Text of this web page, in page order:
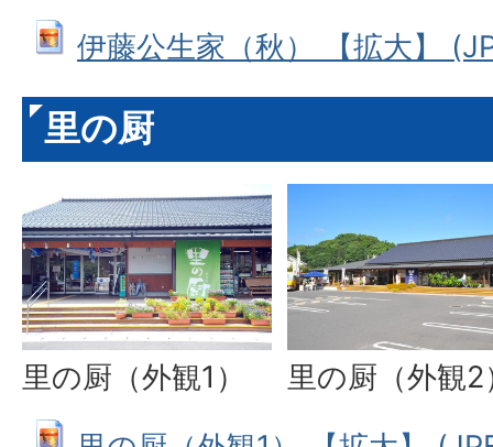
伊藤公生家（秋） 【拡大】
里の厨
里の厨（外観1）
里の厨（外観2